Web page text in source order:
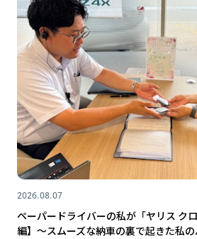
2026.08.07
ペーパードライバーの私が「ヤリス ク
編】～スムーズな納車の裏で起きた私